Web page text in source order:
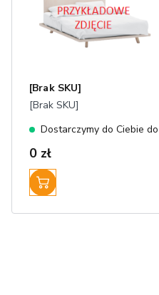
[Brak SKU]
[Brak SKU]
Dostarczymy do Ciebie
0 zł